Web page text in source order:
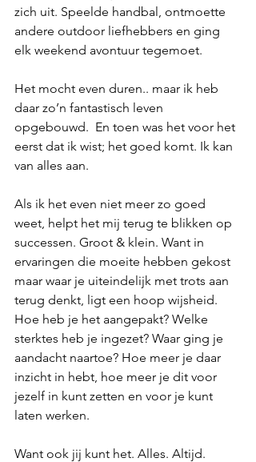
zich uit. Speelde handbal, ontmoette
andere outdoor liefhebbers en ging
elk weekend avontuur tegemoet.
Het mocht even duren.. maar ik heb
daar zo’n fantastisch leven
opgebouwd.  En toen was het voor het
eerst dat ik wist; het goed komt. Ik kan
van alles aan.
Als ik het even niet meer zo goed
weet, helpt het mij terug te blikken op
successen. Groot & klein. Want in
ervaringen die moeite hebben gekost
maar waar je uiteindelijk met trots aan
terug denkt, ligt een hoop wijsheid.
Hoe heb je het aangepakt? Welke
sterktes heb je ingezet? Waar ging je
aandacht naartoe? Hoe meer je daar
inzicht in hebt, hoe meer je dit voor
jezelf in kunt zetten en voor je kunt
laten werken.
Want ook jij kunt het. Alles. Altijd.